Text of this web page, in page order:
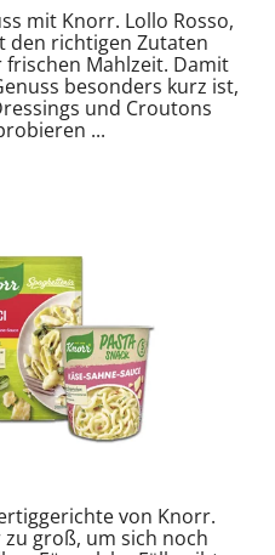
mit Knorr. Lollo Rosso,
den richtigen Zutaten
Mahlzeit. Damit
besonders kurz ist,
und Croutons
...
von Knorr.
groß, um sich noch